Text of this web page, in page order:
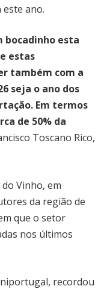
ano.
bocadinho esta
estas
também com a
seja o ano dos
Em termos
de 50% da
Toscano Rico,
Vinho, em
da região de
que o setor
nos últimos
recordou